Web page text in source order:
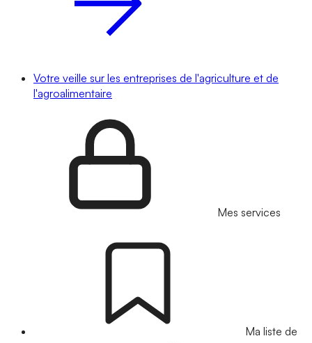
Votre veille sur les entreprises de l'agriculture et de
l'agroalimentaire
Mes services
Ma liste de